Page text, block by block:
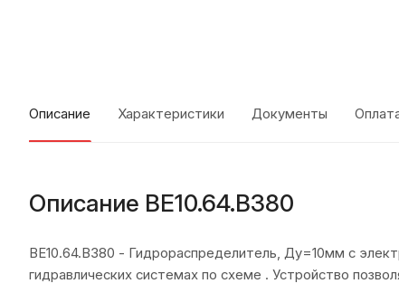
Описание Характеристики Документы
Описание ВЕ10.64.В380
ВЕ10.64.В380 - Гидрораспределитель, Ду=10мм с
гидравлических системах по схеме . Устройство